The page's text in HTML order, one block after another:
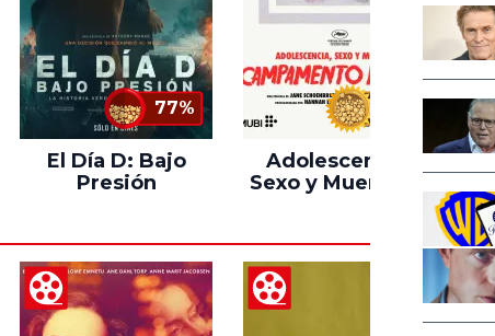
77%
El Día D: Bajo
Presión
Adolescencia,
Sexo y Muerte en